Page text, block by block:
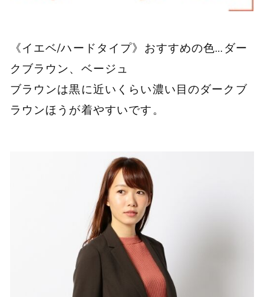
《イエベ/ハードタイプ》おすすめの色…ダー
クブラウン、ベージュ
ブラウンは黒に近いくらい濃い目のダークブ
ラウンほうが着やすいです。